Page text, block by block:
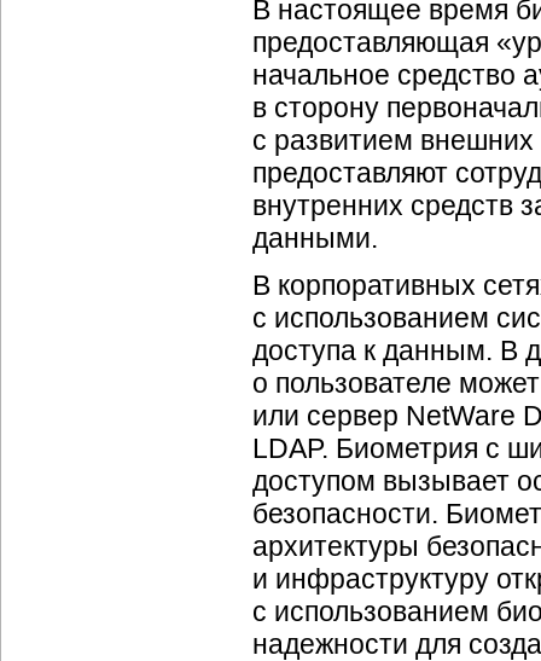
В настоящее время
предоставляющая
начальное средство
в сторону
с развитием внешних
предоставляют
внутренних средств
данными.
В корпоративных
с использованием
доступа к данным. В
о пользователе
или сервер NetWare
LDAP. Биометрия с
доступом вызывает
безопасности.
архитектуры
и инфраструктуру
с использованием
надежности для